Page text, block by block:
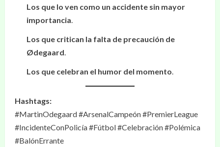
Los que lo ven como un accidente sin mayor
importancia.
Los que critican la falta de precaución de
Ødegaard.
Los que celebran el humor del momento.
Hashtags:
#MartinOdegaard #ArsenalCampeón #PremierLeague
#IncidenteConPolicía #Fútbol #Celebración #Polémica
#BalónErrante